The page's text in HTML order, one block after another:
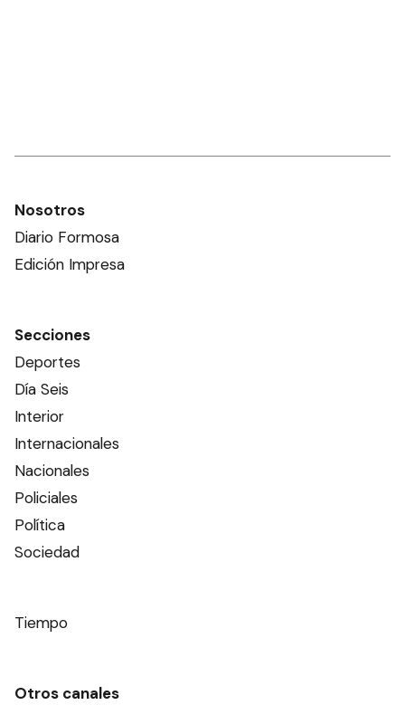
Nosotros
Diario Formosa
Edición Impresa
Secciones
Deportes
Día Seis
Interior
Internacionales
Nacionales
Policiales
Política
Sociedad
Tiempo
Otros canales